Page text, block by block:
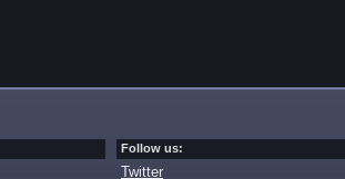
Follow us:
Twitter